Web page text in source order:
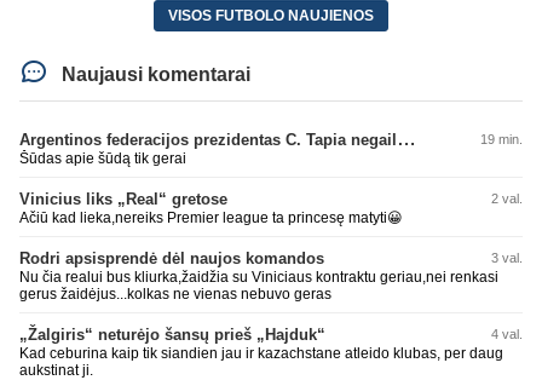
VISOS FUTBOLO NAUJIENOS
Naujausi komentarai
Argentinos federacijos prezidentas C. Tapia negailėjo pagyrų G. Infantino 19 min.
Šūdas apie šūdą tik gerai
Vinicius liks „Real“ gretose 2 val.
Ačiū kad lieka,nereiks Premier league ta princesę matyti😀
Rodri apsisprendė dėl naujos komandos 3 val.
Nu čia realui bus kliurka,žaidžia su Viniciaus kontraktu geriau,nei renkasi
gerus žaidėjus...kolkas ne vienas nebuvo geras
„Žalgiris“ neturėjo šansų prieš „Hajduk“ 4 val.
Kad ceburina kaip tik siandien jau ir kazachstane atleido klubas, per daug
aukstinat ji.